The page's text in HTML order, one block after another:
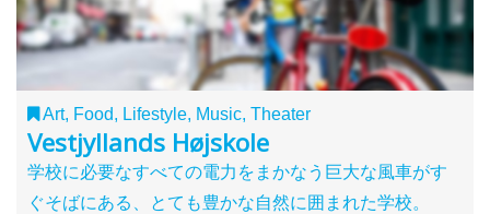
Art, Food, Lifestyle, Music, Theater
Vestjyllands Højskole
学校に必要なすべての電力をまかなう巨大な風車がす
ぐそばにある、とても豊かな自然に囲まれた学校。